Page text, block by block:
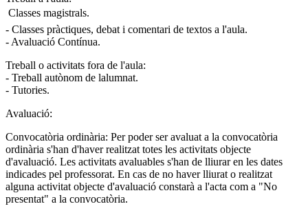
 Classes magistrals.
- Classes pràctiques, debat i comentari de textos a l'aula.
- Avaluació Contínua.
Treball o activitats fora de l'aula:
- Treball autònom de lalumnat.
- Tutories.
Avaluació:
Convocatòria ordinària: Per poder ser avaluat a la convocatòria
ordinària s'han d'haver realitzat totes les activitats objecte
d'avaluació. Les activitats avaluables s'han de lliurar en les dates
indicades pel professorat. En cas de no haver lliurat o realitzat
alguna activitat objecte d'avaluació constarà a l'acta com a "No
presentat" a la convocatòria.